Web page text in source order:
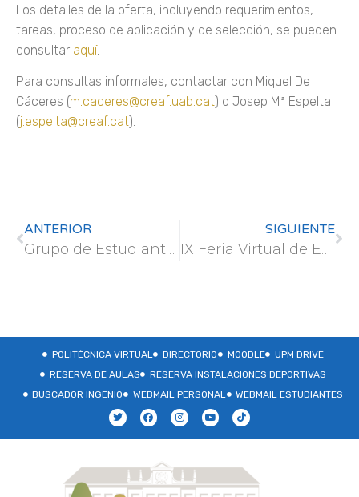
Los detalles de la oferta, incluyendo requerimientos,
tareas, proceso de aplicación y de selección, se pueden
consultar aquí.
Para consultas informales, contactar con Miquel De
Cáceres (m.caceres@creaf.uab.cat) o Josep Mª Espelta
(j.espelta@creaf.cat).
ANTERIOR
Grupo de Estudiantes – CONAMA 2024
SIGUIENTE
IX Feria Virtual de Empleo del Instituto de la Ingeniería de España
POLITÉCNICA VIRTUAL DIRECTORIO MOODLE
UPM DRIVE
RESERVA DE AULAS
RESERVA INSTALACIONES DEPORTIVAS
BUSCADOR INGENIO
WEBMAIL PERSONAL WEBMAIL ESTUDIANTES